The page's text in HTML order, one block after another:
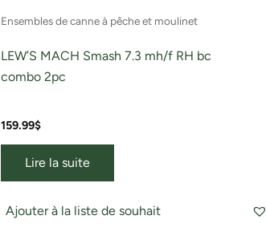
Ensembles de canne à pêche et moulinet
LEW’S MACH Smash 7.3 mh/f RH bc
combo 2pc
159.99$
Lire la suite
Ajouter à la liste de souhait